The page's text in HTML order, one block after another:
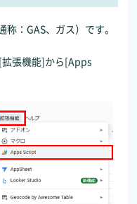
：GAS、ガス）です。
張機能]から[Apps